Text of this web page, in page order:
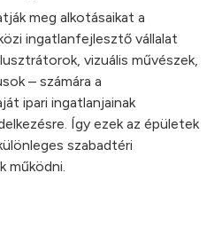
meg alkotásaikat a
ingatlanfejlesztő vállalat
vizuális művészek,
– számára a
ipari ingatlanjainak
Így ezek az épületek
szabadtéri
működni.